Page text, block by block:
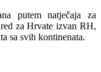
putem natječaja za
za Hrvate izvan RH,
sa svih kontinenata.